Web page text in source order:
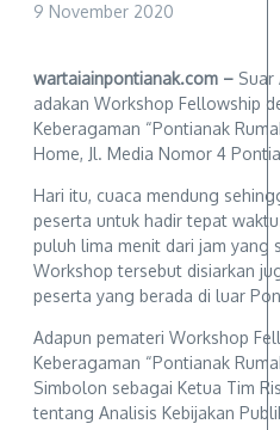
9 November 2020
wartaiainpontianak.com – Suar
adakan Workshop Fellowship
Keberagaman “Pontianak
Home, Jl. Media Nomor 4
Hari itu, cuaca mendung
peserta untuk hadir tepat
puluh lima menit dari jam yang
Workshop tersebut disiarkan
peserta yang berada di luar
Adapun pemateri Workshop
Keberagaman “Pontianak
Simbolon sebagai Ketua Tim
tentang Analisis Kebijakan